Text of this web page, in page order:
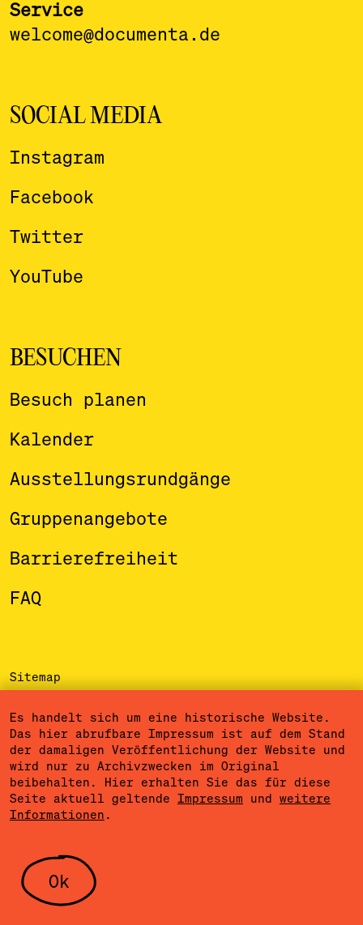
Service
welcome@documenta.de
SOCIAL MEDIA
Instagram
Facebook
Twitter
YouTube
BESUCHEN
Besuch planen
Kalender
Ausstellungsrundgänge
Gruppenangebote
Barrierefreiheit
FAQ
Sitemap
Datenschutzerklärung
Nutzungsbedingungen
Cookieeinstellungen
Presse
Es handelt sich um eine historische Website.
Das hier abrufbare Impressum ist auf dem Stand
der damaligen Veröffentlichung der Website und
wird nur zu Archivzwecken im Original
beibehalten. Hier erhalten Sie das für diese
Seite aktuell geltende Impressum und weitere
Informationen .
Ok